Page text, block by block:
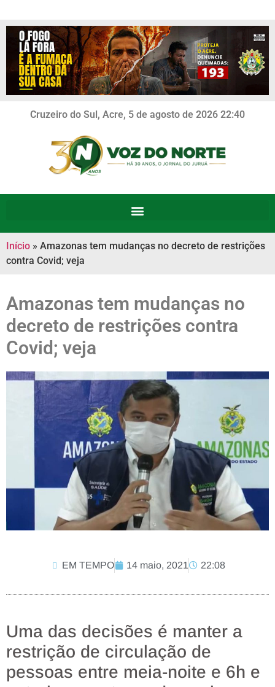
Cruzeiro do Sul, Acre, 5 de agosto de 2026 22:40
Início » Amazonas tem mudanças no decreto de restrições
contra Covid; veja
Amazonas tem mudanças no
decreto de restrições contra
Covid; veja
EM TEMPO 14 maio, 2021 22:08
Uma das decisões é manter a
restrição de circulação de
pessoas entre meia-noite e 6h e